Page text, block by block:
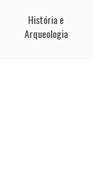
História e
Arqueologia